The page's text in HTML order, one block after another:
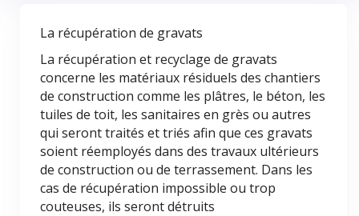
La récupération de gravats
La récupération et recyclage de gravats
concerne les matériaux résiduels des chantiers
de construction comme les plâtres, le béton, les
tuiles de toit, les sanitaires en grès ou autres
qui seront traités et triés afin que ces gravats
soient réemployés dans des travaux ultérieurs
de construction ou de terrassement. Dans les
cas de récupération impossible ou trop
couteuses, ils seront détruits